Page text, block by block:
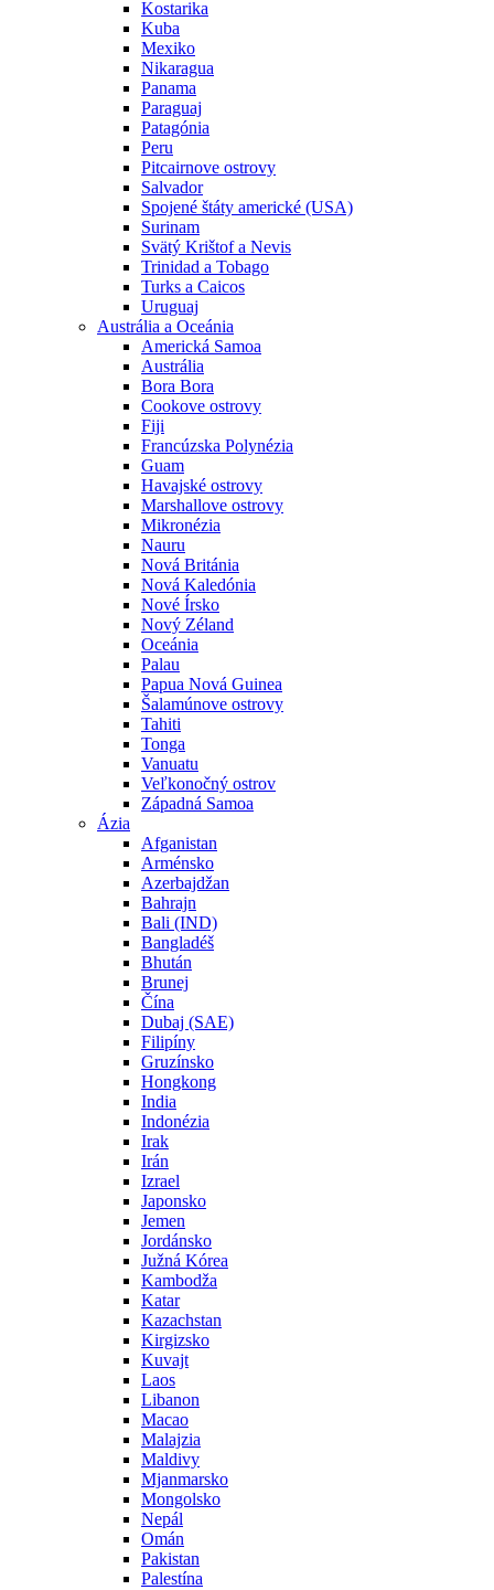
Kostarika
Kuba
Mexiko
Nikaragua
Panama
Paraguaj
Patagónia
Peru
Pitcairnove ostrovy
Salvador
Spojené štáty americké (USA)
Surinam
Svätý Krištof a Nevis
Trinidad a Tobago
Turks a Caicos
Uruguaj
Austrália a Oceánia
Americká Samoa
Austrália
Bora Bora
Cookove ostrovy
Fiji
Francúzska Polynézia
Guam
Havajské ostrovy
Marshallove ostrovy
Mikronézia
Nauru
Nová Británia
Nová Kaledónia
Nové Írsko
Nový Zéland
Oceánia
Palau
Papua Nová Guinea
Šalamúnove ostrovy
Tahiti
Tonga
Vanuatu
Veľkonočný ostrov
Západná Samoa
Ázia
Afganistan
Arménsko
Azerbajdžan
Bahrajn
Bali (IND)
Bangladéš
Bhután
Brunej
Čína
Dubaj (SAE)
Filipíny
Gruzínsko
Hongkong
India
Indonézia
Irak
Irán
Izrael
Japonsko
Jemen
Jordánsko
Južná Kórea
Kambodža
Katar
Kazachstan
Kirgizsko
Kuvajt
Laos
Libanon
Macao
Malajzia
Maldivy
Mjanmarsko
Mongolsko
Nepál
Omán
Pakistan
Palestína